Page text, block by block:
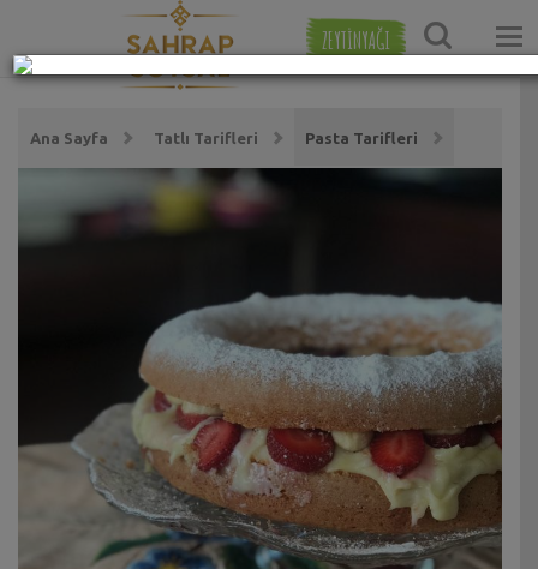
ZEYTİNYAĞI
Ana Sayfa Tatlı Tarifleri Pasta Tarifleri